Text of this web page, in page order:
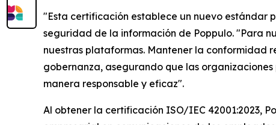
"Esta certificación establece un nuevo estándar
seguridad de la información de Poppulo. "Para
nuestras plataformas. Mantener la conformidad
gobernanza, asegurando que las
manera responsable y eficaz".
Al obtener la certificación ISO/IEC 42001:2023,